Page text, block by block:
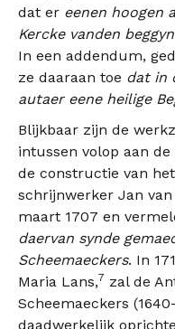
dat er eenen hoogen
Kercke vanden
In een addendum,
ze daaraan toe dat in
autaer eene heilige
Blijkbaar zijn de
intussen volop aan
de constructie van
schrijnwerker Jan
maart 1707 en
daervan synde
Scheemaeckers. In
Maria Lans,7 zal de
Scheemaeckers
daadwerkelijk